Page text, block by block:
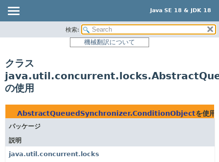
Java SE 18 & JDK 18
パッケージ
クラス
使用
ツリー
新規
非推奨
検索:
機械翻訳について
クラス
の使用
AbstractQueuedSynchronizer.ConditionObjectを使用
パッケージ
説明
java.util.concurrent.locks